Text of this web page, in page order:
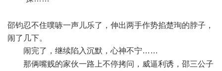
邵钧忍不住噗哧一声儿乐了，伸出两手作势掐楚珣的脖子，
闹了几下。
闹完了，继续陷入沉默，心神不宁……
那俩嘴贱的家伙一路上不停拷问，威逼利诱，邵三公子